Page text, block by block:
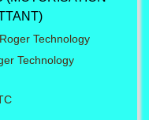
Technology
Technology